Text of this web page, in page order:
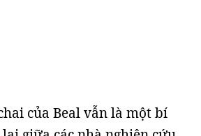
của Beal vẫn là một bí